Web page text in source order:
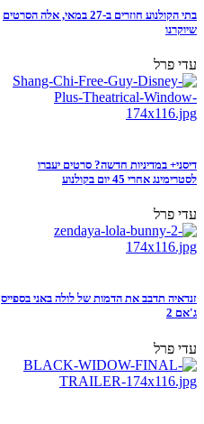
בתי הקולנוע חוזרים ב-27 במאי, אלה הסרטים
שיוקרנו
עדי פרל
דיסני+ במדיניות חדשה? סרטים יעברו
לסטרימינג אחרי 45 יום בקולנוע
עדי פרל
זנדאיה תדבב את הדמות של לולה באני בספייס
ג'אם 2
עדי פרל